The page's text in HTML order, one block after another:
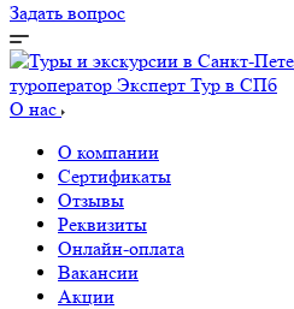
Задать вопрос
О нас
О компании
Сертификаты
Отзывы
Реквизиты
Онлайн-оплата
Вакансии
Акции